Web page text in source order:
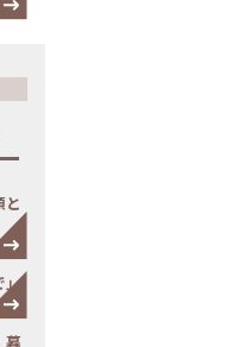
」
暮